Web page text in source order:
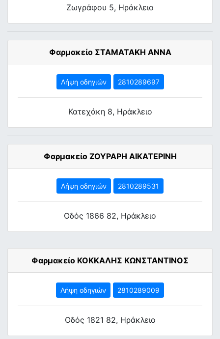
Ζωγράφου 5, Ηράκλειο
Φαρμακείο ΣΤΑΜΑΤΑΚΗ ΑΝΝΑ
Λήψη οδηγιών 2810289697
Κατεχάκη 8, Ηράκλειο
Φαρμακείο ΖΟΥΡΑΡΗ ΑΙΚΑΤΕΡΙΝΗ
Λήψη οδηγιών 2810289531
Οδός 1866 82, Ηράκλειο
Φαρμακείο ΚΟΚΚΑΛΗΣ ΚΩΝΣΤΑΝΤΙΝΟΣ
Λήψη οδηγιών 2810289009
Οδός 1821 82, Ηράκλειο